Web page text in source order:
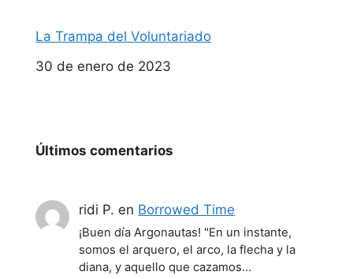
La Trampa del Voluntariado
Fecha
30 de enero de 2023
Últimos comentarios
ridi P. en Borrowed Time
¡Buen día Argonautas! "En un instante,
somos el arquero, el arco, la flecha y la
diana, y aquello que cazamos…